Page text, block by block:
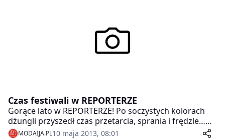
Czas festiwali w REPORTERZE
Gorące lato w REPORTERZE! Po soczystych kolorach
dżungli przyszedł czas przetarcia, sprania i frędzle…
Nadchodzi czas festiwali!
MODAIJA.PL10 maja 2013, 08:01